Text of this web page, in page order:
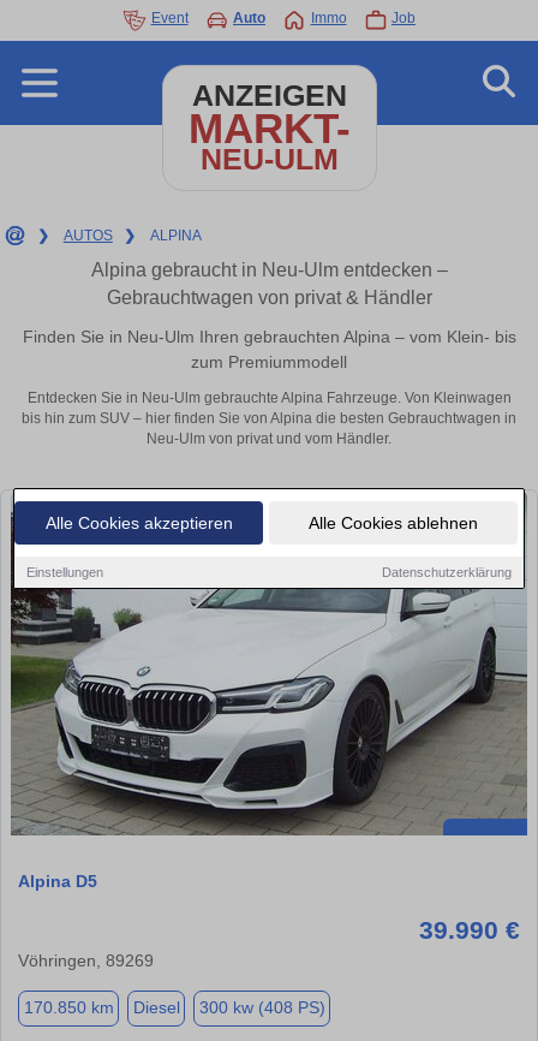
Alle Cookies akzeptieren Alle Cookies ablehnen
Einstellungen Datenschutzerklärung
Event Auto Immo Job
ANZEIGEN
MARKT-
NEU-ULM
❯ AUTOS ❯ ALPINA
Alpina gebraucht in Neu-Ulm entdecken –
Gebrauchtwagen von privat & Händler
Finden Sie in Neu-Ulm Ihren gebrauchten Alpina – vom Klein- bis
zum Premiummodell
Entdecken Sie in Neu-Ulm gebrauchte Alpina Fahrzeuge. Von Kleinwagen
bis hin zum SUV – hier finden Sie von Alpina die besten Gebrauchtwagen in
Neu-Ulm von privat und vom Händler.
Alpina D5
39.990 €
Vöhringen, 89269
170.850 km Diesel 300 kw (408 PS)